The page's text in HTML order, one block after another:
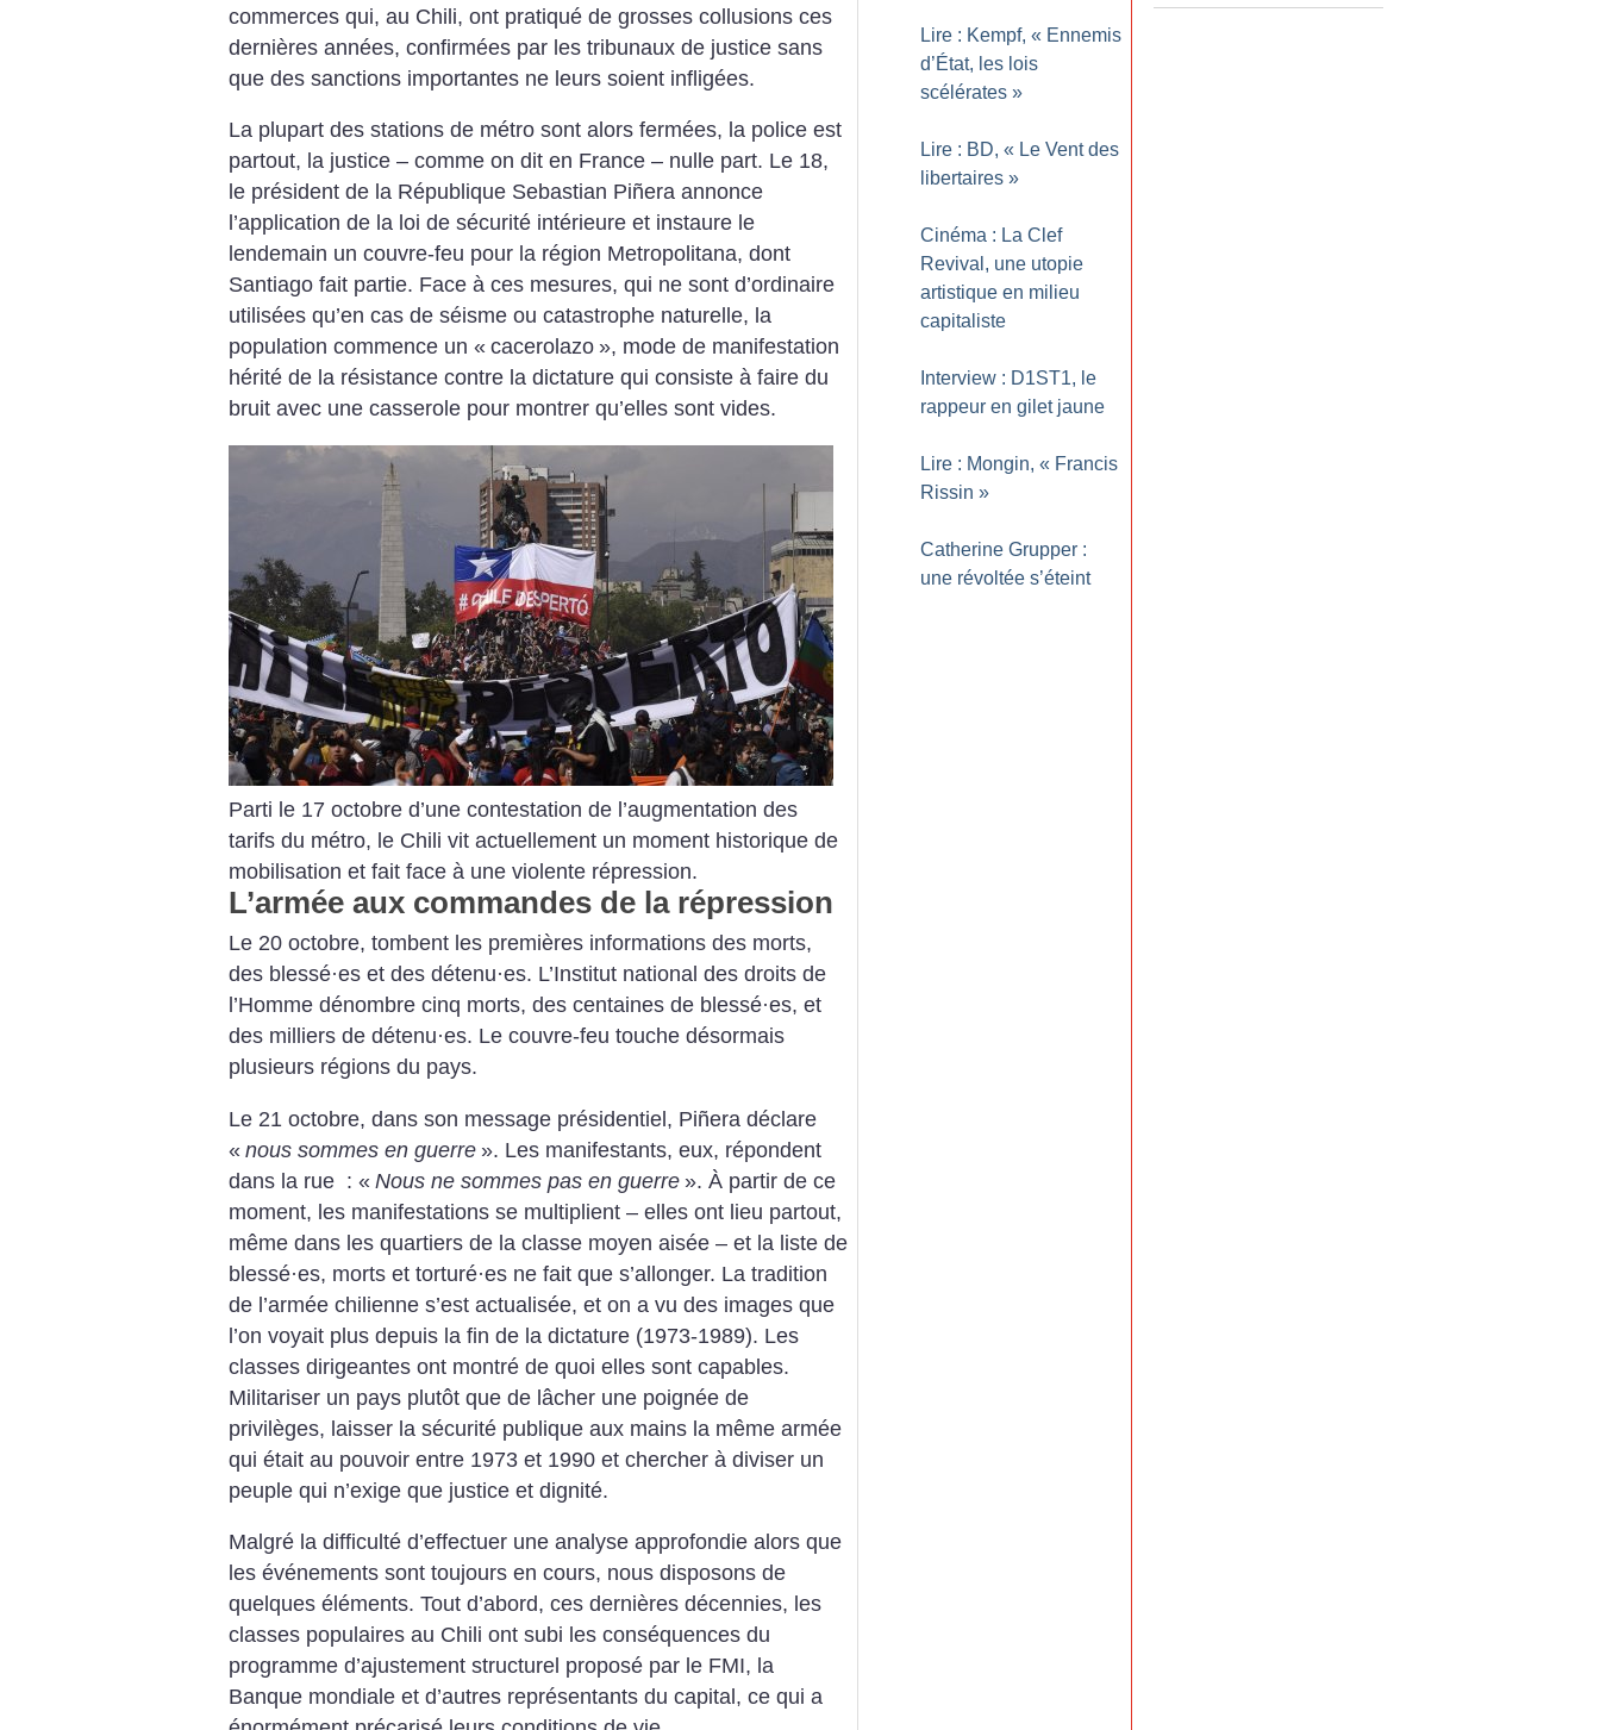
commerces qui, au Chili, ont pratiqué de grosses collusions ces
dernières années, confirmées par les tribunaux de justice sans
que des sanctions importantes ne leurs soient infligées.
La plupart des stations de métro sont alors fermées, la police est
partout, la justice – comme on dit en France – nulle part. Le 18,
le président de la République Sebastian Piñera annonce
l’application de la loi de sécurité intérieure et instaure le
lendemain un couvre-feu pour la région Metropolitana, dont
Santiago fait partie. Face à ces mesures, qui ne sont d’ordinaire
utilisées qu’en cas de séisme ou catastrophe naturelle, la
population commence un « cacerolazo », mode de manifestation
hérité de la résistance contre la dictature qui consiste à faire du
bruit avec une casserole pour montrer qu’elles sont vides.
Parti le 17 octobre d’une contestation de l’augmentation des
tarifs du métro, le Chili vit actuellement un moment historique de
mobilisation et fait face à une violente répression.
L’armée aux commandes de la répression
Le 20 octobre, tombent les premières informations des morts,
des blessé·es et des détenu·es. L’Institut national des droits de
l’Homme dénombre cinq morts, des centaines de blessé·es, et
des milliers de détenu·es. Le couvre-feu touche désormais
plusieurs régions du pays.
Le 21 octobre, dans son message présidentiel, Piñera déclare
« nous sommes en guerre ». Les manifestants, eux, répondent
dans la rue : « Nous ne sommes pas en guerre ». À partir de ce
moment, les manifestations se multiplient – elles ont lieu partout,
même dans les quartiers de la classe moyen aisée – et la liste de
blessé·es, morts et torturé·es ne fait que s’allonger. La tradition
de l’armée chilienne s’est actualisée, et on a vu des images que
l’on voyait plus depuis la fin de la dictature (1973-1989). Les
classes dirigeantes ont montré de quoi elles sont capables.
Militariser un pays plutôt que de lâcher une poignée de
privilèges, laisser la sécurité publique aux mains la même armée
qui était au pouvoir entre 1973 et 1990 et chercher à diviser un
peuple qui n’exige que justice et dignité.
Malgré la difficulté d’effectuer une analyse approfondie alors que
les événements sont toujours en cours, nous disposons de
quelques éléments. Tout d’abord, ces dernières décennies, les
classes populaires au Chili ont subi les conséquences du
programme d’ajustement structurel proposé par le FMI, la
Banque mondiale et d’autres représentants du capital, ce qui a
Lire : Kempf, « Ennemis
d’État, les lois
scélérates »
Lire : BD, « Le Vent des
libertaires »
Cinéma : La Clef
Revival, une utopie
artistique en milieu
capitaliste
Interview : D1ST1, le
rappeur en gilet jaune
Lire : Mongin, « Francis
Rissin »
Catherine Grupper :
une révoltée s’éteint